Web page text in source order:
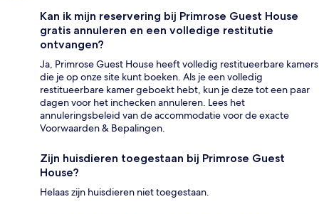
Kan ik mijn reservering bij Primrose Guest House
gratis annuleren en een volledige restitutie
ontvangen?
Ja, Primrose Guest House heeft volledig restitueerbare kamers
die je op onze site kunt boeken. Als je een volledig
restitueerbare kamer geboekt hebt, kun je deze tot een paar
dagen voor het inchecken annuleren. Lees het
annuleringsbeleid van de accommodatie voor de exacte
Voorwaarden & Bepalingen.
Zijn huisdieren toegestaan bij Primrose Guest
House?
Helaas zijn huisdieren niet toegestaan.